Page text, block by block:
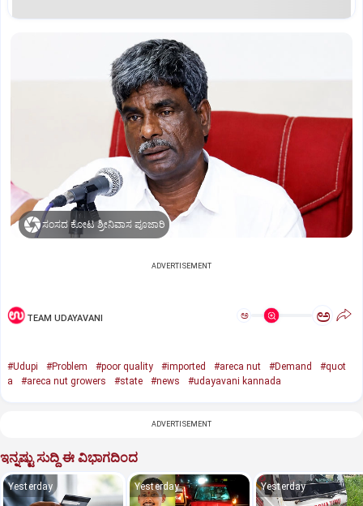
ಸಂಸದ ಕೋಟ ಶ್ರೀನಿವಾಸ ಪೂಜಾರಿ
ADVERTISEMENT
TEAM UDAYAVANI ಅ ಅ
#Udupi #Problem #poor quality #imported #areca nut #Demand
#quot
a
#areca nut growers #state #news #udayavani kannada
ADVERTISEMENT
ಇನ್ನಷ್ಟು ಸುದ್ದಿ ಈ ವಿಭಾಗದಿಂದ
Yesterday Yesterday Yesterday